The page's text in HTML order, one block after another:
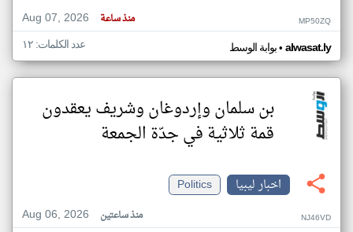
Aug 07, 2026
منذ ساعة MP50ZQ
بوابة الوسط• alwasat.ly عدد الكلمات: ١٢
بن سلمان وإردوغان وشريف يعقدون
قمة ثلاثية في جدّة الجمعة
اخبار ليبيا
Politics
Aug 06, 2026
منذ ساعتين NJ46VD